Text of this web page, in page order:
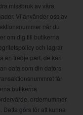
missbruk av våra
Vi använder oss av
när du
om dig till butikerna
och lagrar
en tredje part, de kan
data som din dators
får
butikerna
ordernummer,
Detta görs för att kunna